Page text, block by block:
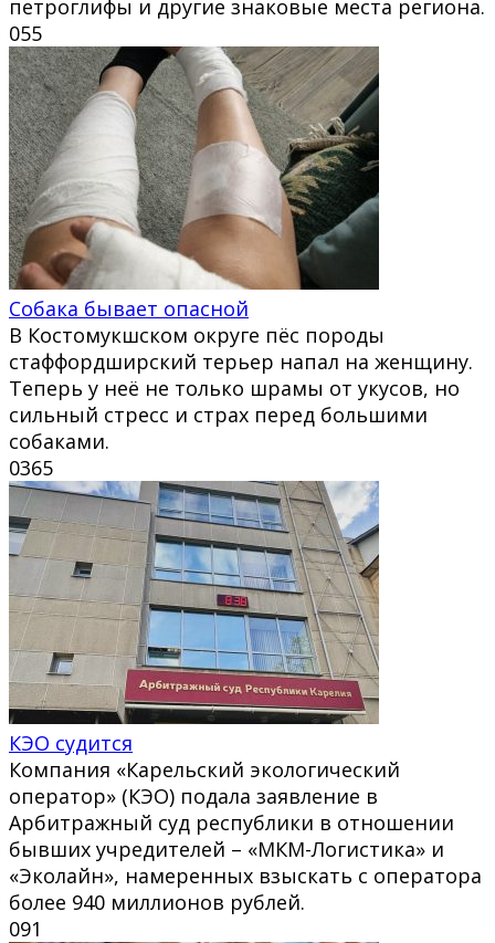
петроглифы и другие знаковые места региона.
055
Собака бывает опасной
В Костомукшском округе пёс породы
стаффордширский терьер напал на женщину.
Теперь у неё не только шрамы от укусов, но
сильный стресс и страх перед большими
собаками.
0365
КЭО судится
Компания «Карельский экологический
оператор» (КЭО) подала заявление в
Арбитражный суд республики в отношении
бывших учредителей – «МКМ-Логистика» и
«Эколайн», намеренных взыскать с оператора
более 940 миллионов рублей.
091